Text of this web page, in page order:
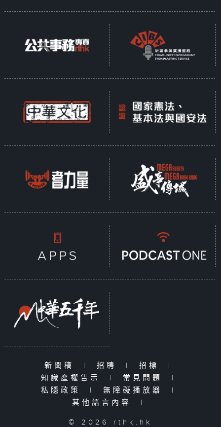
新聞稿 | 招聘 | 招標
|
知識產權告示
| 常見問題
|
私隱政策
| 無障礙播放器
|
其他語言內容
|
© 2026 rthk.hk